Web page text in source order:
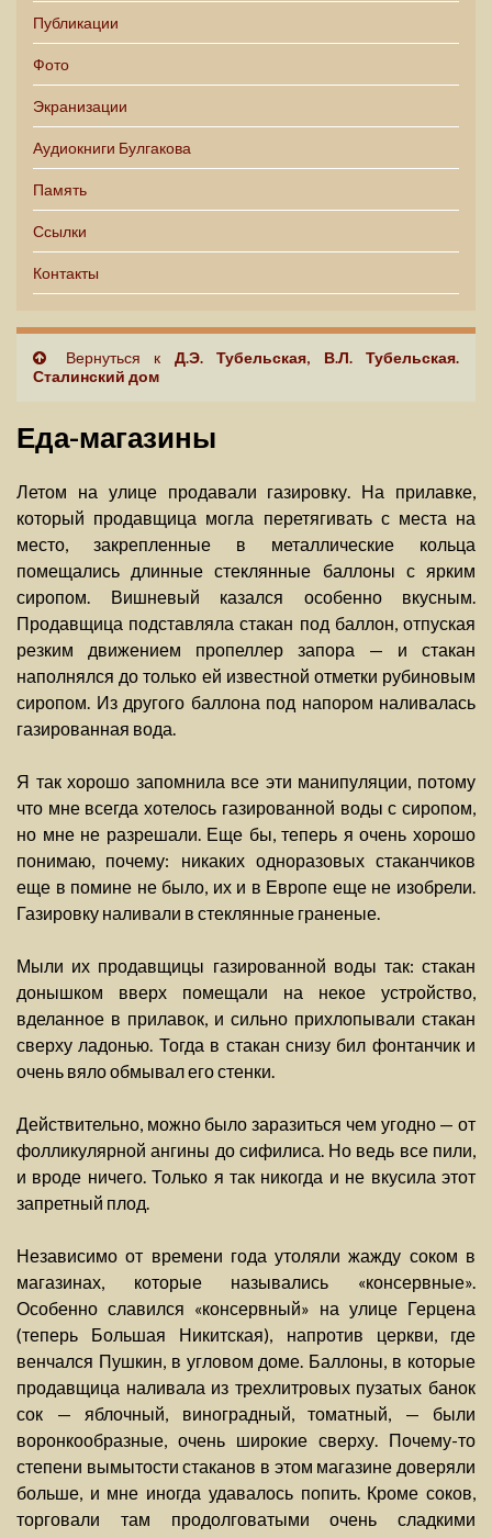
Публикации
Фото
Экранизации
Аудиокниги Булгакова
Память
Ссылки
Контакты
Вернуться к Д.Э. Тубельская, В.Л. Тубельская.
Сталинский дом
Еда-магазины
Летом на улице продавали газировку. На прилавке,
который продавщица могла перетягивать с места на
место, закрепленные в металлические кольца
помещались длинные стеклянные баллоны с ярким
сиропом. Вишневый казался особенно вкусным.
Продавщица подставляла стакан под баллон, отпуская
резким движением пропеллер запора — и стакан
наполнялся до только ей известной отметки рубиновым
сиропом. Из другого баллона под напором наливалась
газированная вода.
Я так хорошо запомнила все эти манипуляции, потому
что мне всегда хотелось газированной воды с сиропом,
но мне не разрешали. Еще бы, теперь я очень хорошо
понимаю, почему: никаких одноразовых стаканчиков
еще в помине не было, их и в Европе еще не изобрели.
Газировку наливали в стеклянные граненые.
Мыли их продавщицы газированной воды так: стакан
донышком вверх помещали на некое устройство,
вделанное в прилавок, и сильно прихлопывали стакан
сверху ладонью. Тогда в стакан снизу бил фонтанчик и
очень вяло обмывал его стенки.
Действительно, можно было заразиться чем угодно — от
фолликулярной ангины до сифилиса. Но ведь все пили,
и вроде ничего. Только я так никогда и не вкусила этот
запретный плод.
Независимо от времени года утоляли жажду соком в
магазинах, которые назывались «консервные».
Особенно славился «консервный» на улице Герцена
(теперь Большая Никитская), напротив церкви, где
венчался Пушкин, в угловом доме. Баллоны, в которые
продавщица наливала из трехлитровых пузатых банок
сок — яблочный, виноградный, томатный, — были
воронкообразные, очень широкие сверху. Почему-то
степени вымытости стаканов в этом магазине доверяли
больше, и мне иногда удавалось попить. Кроме соков,
торговали там продолговатыми очень сладкими